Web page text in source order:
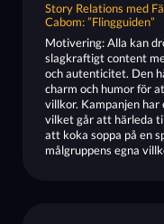
Story Relations med
Cabom: ”Flingguiden”
Motivering: Alla kan
slagkraftigt content
och autenticitet. Den
charm och humor för
villkor. Kampanjen
vilket går att härleda
att koka soppa på en
målgruppens egna